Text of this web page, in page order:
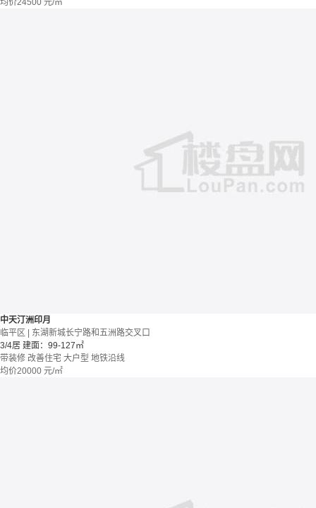
均价24500 元/㎡
中天汀洲印月
临平区 | 东湖新城长宁路和五洲路交叉口
3/4居 建面：99-127㎡
带装修 改善住宅 大户型 地铁沿线
均价20000 元/㎡